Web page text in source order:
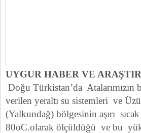
UYGUR HABER VE
Doğu Türkistan’da
verilen yeraltı su sistemleri ve
(Yalkundağ) bölgesinin aşırı sıcak
80oC.olarak ölçüldüğü ve bu